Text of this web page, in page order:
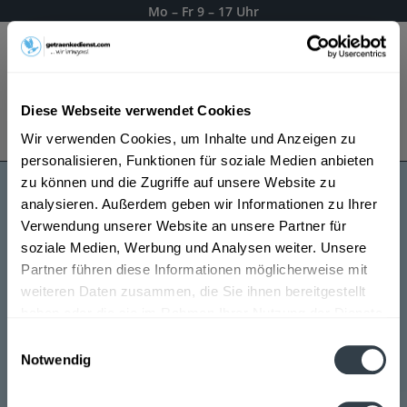
Diese Webseite verwendet Cookies
Wir verwenden Cookies, um Inhalte und Anzeigen zu
personalisieren, Funktionen für soziale Medien anbieten
zu können und die Zugriffe auf unsere Website zu
analysieren. Außerdem geben wir Informationen zu Ihrer
Verwendung unserer Website an unsere Partner für
soziale Medien, Werbung und Analysen weiter. Unsere
Partner führen diese Informationen möglicherweise mit
weiteren Daten zusammen, die Sie ihnen bereitgestellt
Notwendig
Mo – Fr 9 – 17 Uhr
Es gilt unsereDatenschutzerklärung
Schwaben Bräu